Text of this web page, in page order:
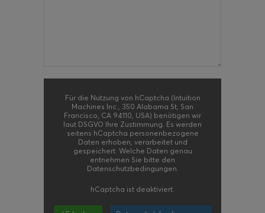
Für die Nutzung von hCaptcha (Intuition
Machines Inc., 350 Alabama St, San
Francisco, CA 94110, USA) benötigen wir
laut DSGVO Ihre Zustimmung. Es werden
seitens hCaptcha personenbezogene
Daten erhoben, verarbeitet und
gespeichert. Welche Daten genau
entnehmen Sie bitte den
Datenschutzbedingungen.
hCaptcha ist deaktiviert.